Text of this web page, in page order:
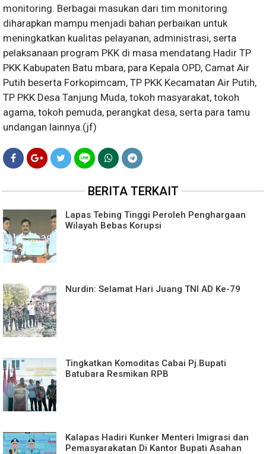
monitoring. Berbagai masukan dari tim monitoring
diharapkan mampu menjadi bahan perbaikan untuk
meningkatkan kualitas pelayanan, administrasi, serta
pelaksanaan program PKK di masa mendatang.Hadir TP
PKK Kabupaten Batu mbara, para Kepala OPD, Camat Air
Putih beserta Forkopimcam, TP PKK Kecamatan Air Putih,
TP PKK Desa Tanjung Muda, tokoh masyarakat, tokoh
agama, tokoh pemuda, perangkat desa, serta para tamu
undangan lainnya.(jf)
BERITA TERKAIT
Lapas Tebing Tinggi Peroleh Penghargaan
Wilayah Bebas Korupsi
Nurdin: Selamat Hari Juang TNI AD Ke-79
Tingkatkan Komoditas Cabai Pj.Bupati
Batubara Resmikan RPB
Kalapas Hadiri Kunker Menteri Imigrasi dan
Pemasyarakatan Di Kantor Bupati Asahan